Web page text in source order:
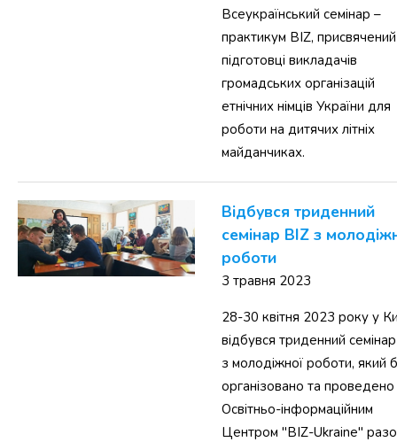
Всеукраїнський семінар –
практикум BIZ, присвячений
підготовці викладачів
громадських організацій
етнічних німців України для
роботи на дитячих літніх
майданчиках.
Відбувся триденний
семінар BIZ з
роботи
3 травня 2023
28-30 квітня 2023 року у
відбувся триденний
з молодіжної роботи, який
організовано та проведено
Освітньо-інформаційним
Центром "BIZ-Ukraine"